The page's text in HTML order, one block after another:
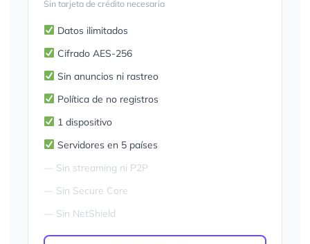
Sin tarjeta de crédito necesaria
Datos ilimitados
Cifrado AES-256
Sin anuncios ni rastreo
Política de no registros
1 dispositivo
Servidores en 5 países
— Sin streaming ni P2P
— Sin Secure Core
— Sin NetShield